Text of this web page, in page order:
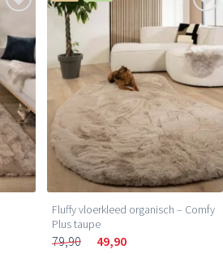
Fluffy vloerkleed organisch – Comfy
Plus taupe
79,90 49,90